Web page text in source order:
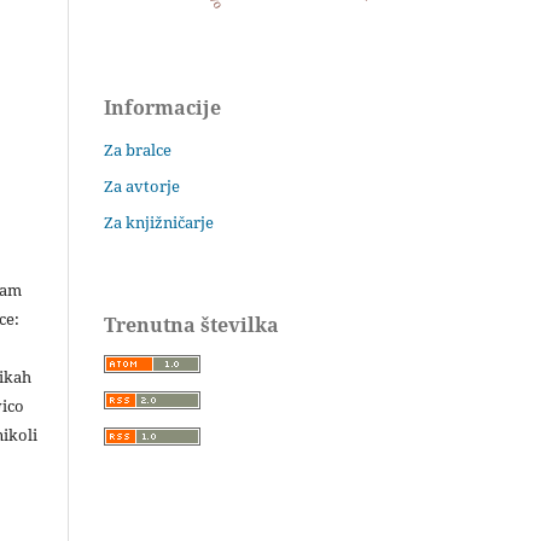
Informacije
Za bralce
Za avtorje
Za knjižničarje
Trenutna številka